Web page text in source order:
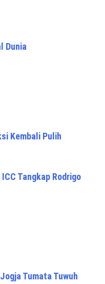
Dunia
Kembali Pulih
Tangkap Rodrigo
Tumata Tuwuh